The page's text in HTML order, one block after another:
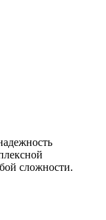
сложности.